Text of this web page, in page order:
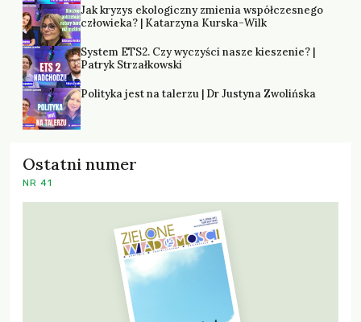
Jak kryzys ekologiczny zmienia współczesnego
człowieka? | Katarzyna Kurska-Wilk
System ETS2. Czy wyczyści nasze kieszenie? |
Patryk Strzałkowski
Polityka jest na talerzu | Dr Justyna Zwolińska
Ostatni numer
NR 41